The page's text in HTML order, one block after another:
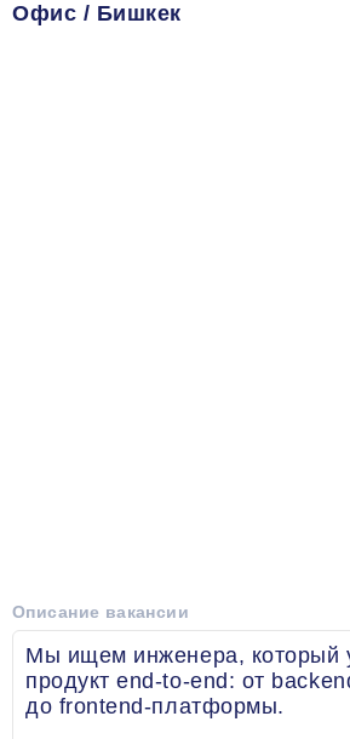
Офис / Бишкек
Описание вакансии
Мы ищем инженера, который
продукт end-to-end: от
до frontend-платформы.